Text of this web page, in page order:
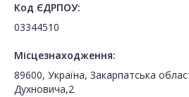
Код ЄДРПОУ:
03344510
Місцезнаходження:
89600, Україна, Закарпатська
Духновича,2